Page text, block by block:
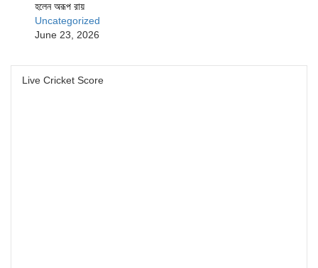
হলেন অরূপ রায়
Uncategorized
June 23, 2026
Live Cricket Score